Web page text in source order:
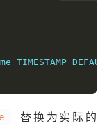
替换为实际的